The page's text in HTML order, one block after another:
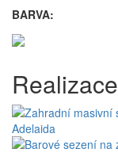
BARVA:
Realizace